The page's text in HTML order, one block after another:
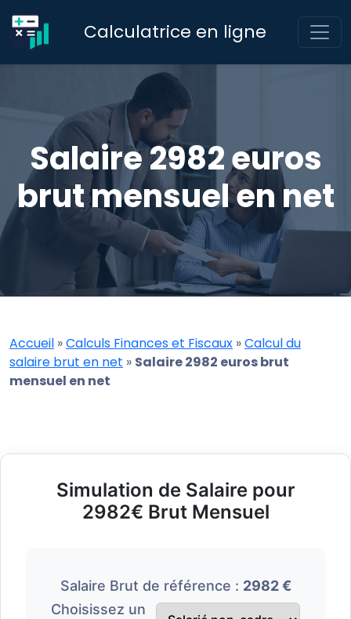
Calculatrice en ligne
Salaire 2982 euros
brut mensuel en net
Accueil »Calculs Finances et Fiscaux »Calcul du
salaire brut en net » Salaire 2982 euros brut
mensuel en net
Simulation de Salaire pour
2982€ Brut Mensuel
Salaire Brut de référence : 2982 €
Choisissez un